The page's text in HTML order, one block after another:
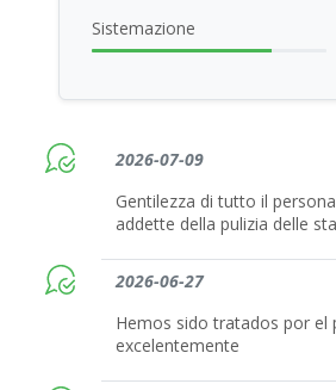
2026-07-09
Gentilezza di tutto il
addette della pulizia delle
2026-06-27
Hemos sido tratados por el
excelentemente
Sistemazione